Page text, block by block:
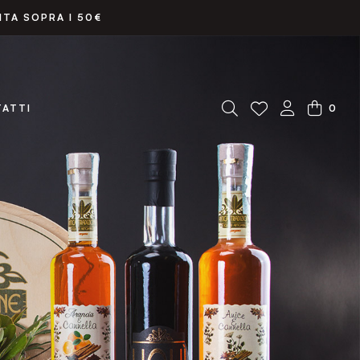
SOPRA I 50€
0